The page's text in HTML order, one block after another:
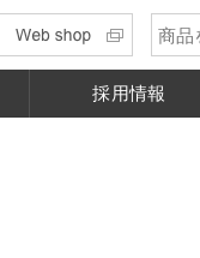
採用情報